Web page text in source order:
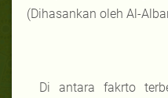
(Dihasankan oleh Al-
Di antara fakrto